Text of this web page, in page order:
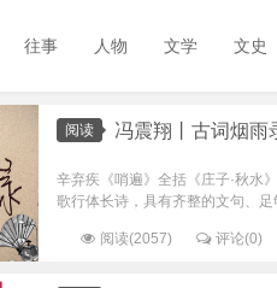
往事 人物 文学 文史
阅读 冯震翔丨古词烟雨录
辛弃疾《哨遍》全括《庄子·秋水
歌行体长诗，具有齐整的文句、
阅读(2057) 评论(0)